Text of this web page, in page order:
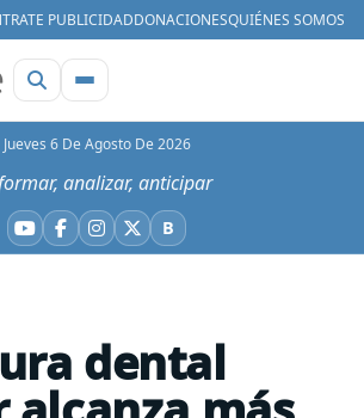
PUBLICIDADDONACIONESQUIÉNES SOMOS
Jueves 6 De Agosto De 2026
analizar, anticipar
YouTube
Facebook
Instagram
X BBluesky
dental